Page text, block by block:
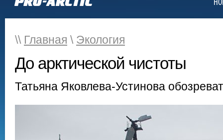
\\ Главная \ Экология
До арктической чистоты
Татьяна Яковлева-Устинова